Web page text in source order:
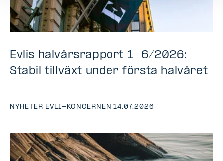
Evlis halvårsrapport 1–6/2026:
Stabil tillväxt under första halvåret
NYHETER EVLI-KONCERNEN |14.07.2026